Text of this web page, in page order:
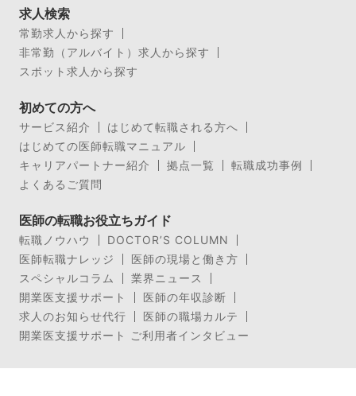
求人検索
常勤求人から探す
非常勤（アルバイト）求人から探す
スポット求人から探す
初めての方へ
サービス紹介
はじめて転職される方へ
はじめての医師転職マニュアル
キャリアパートナー紹介
拠点一覧
転職成功事例
よくあるご質問
医師の転職お役立ちガイド
転職ノウハウ
DOCTOR’S COLUMN
医師転職ナレッジ
医師の現場と働き方
スペシャルコラム
業界ニュース
開業医支援サポート
医師の年収診断
求人のお知らせ代行
医師の職場カルテ
開業医支援サポート ご利用者インタビュー